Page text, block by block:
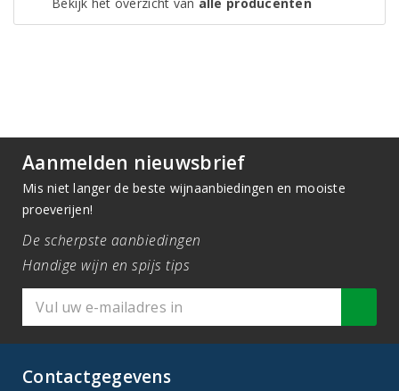
Aanmelden nieuwsbrief
Mis niet langer de beste wijnaanbiedingen en mooiste
proeverijen!
De scherpste aanbiedingen
Handige wijn en spijs tips
Contactgegevens